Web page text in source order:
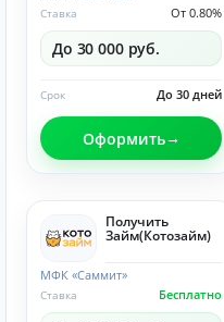
От 0.80%
Ставка
До 30 000 руб.
До 30 дней
Срок
Оформить
Получить
Займ(Котозайм)
МФК «Саммит»
Бесплатно
Ставка